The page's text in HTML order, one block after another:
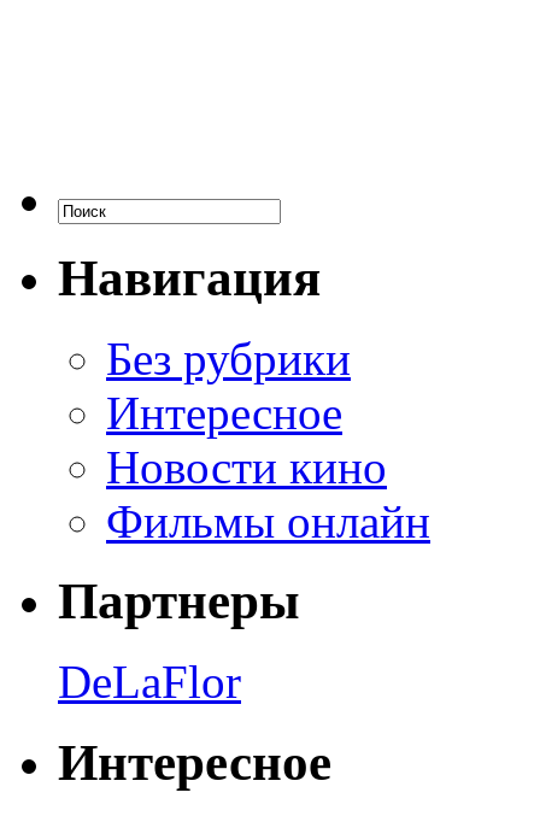
Навигация
Без рубрики
Интересное
Новости кино
Фильмы онлайн
Партнеры
DeLaFlor
Интересное